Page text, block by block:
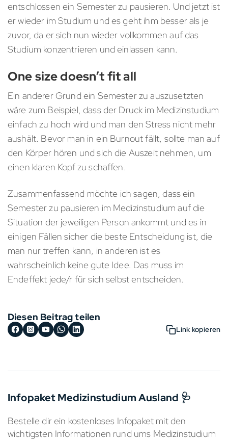
entschlossen ein Semester zu pausieren. Und jetzt ist
er wieder im Studium und es geht ihm besser als je
zuvor, da er sich nun wieder vollkommen auf das
Studium konzentrieren und einlassen kann.
One size doesn’t fit all
Ein anderer Grund ein Semester zu auszusetzten
wäre zum Beispiel, dass der Druck im Medizinstudium
einfach zu hoch wird und man den Stress nicht mehr
aushält. Bevor man in ein Burnout fällt, sollte man auf
den Körper hören und sich die Auszeit nehmen, um
einen klaren Kopf zu schaffen.
Zusammenfassend möchte ich sagen, dass ein
Semester zu pausieren im Medizinstudium auf die
Situation der jeweiligen Person ankommt und es in
einigen Fällen sicher die beste Entscheidung ist, die
man nur treffen kann, in anderen ist es
wahrscheinlich keine gute Idee. Das muss im
Endeffekt jede/r für sich selbst entscheiden.
Diesen Beitrag teilen
Link kopieren
Infopaket Medizinstudium Ausland 🩺
Bestelle dir ein kostenloses Infopaket mit den
wichtigsten Informationen rund ums Medizinstudium